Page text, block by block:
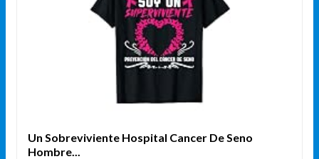
Un Sobreviviente Hospital Cancer De Seno
Hombre...